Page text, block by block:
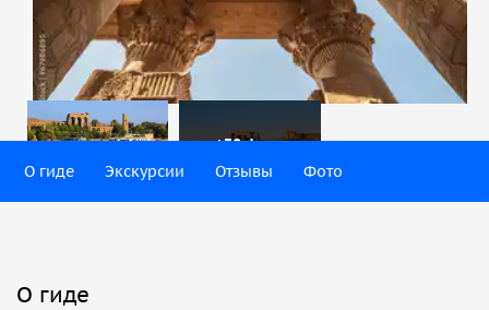
+38 фото
О гиде
Экскурсии Отзывы Фото
О гиде